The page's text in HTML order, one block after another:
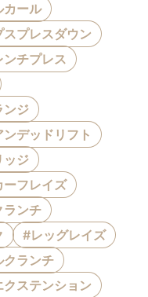
カール
プレスダウン
チプレス
ンジ
デッドリフト
ッジ
ーフレイズ
ランチ
#レッグレイズ
ランチ
ステンション